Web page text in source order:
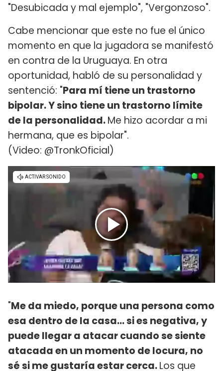
"Desubicada y mal ejemplo", "Vergonzoso".
Cabe mencionar que este no fue el único
momento en que la jugadora se manifestó
en contra de la Uruguaya. En otra
oportunidad, habló de su personalidad y
sentenció: "Para mí tiene un trastorno
bipolar. Y sino tiene un trastorno límite
de la personalidad.Me hizo acordar a mi
hermana, que es bipolar".
(Video: @TronkOficial)
"Me da miedo, porque una persona como
esa dentro de la casa... si es negativa, y
puede llegar a atacar cuando se siente
atacada en un momento de locura, no
sé si me gustaría estar cerca.Los que